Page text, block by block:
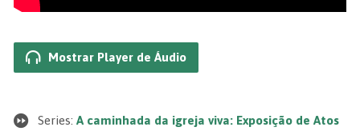
Mostrar Player de Áudio
Series: A caminhada da igreja viva: Exposição de Atos